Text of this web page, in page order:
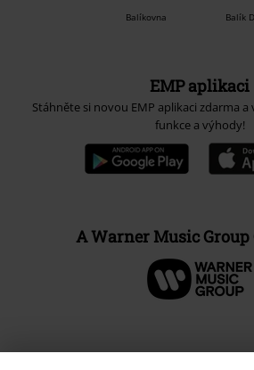
Balíkovna Balík
EMP aplikaci
Stáhněte si novou EMP aplikaci zdarma
funkce a výhody!
A Warner Music Group